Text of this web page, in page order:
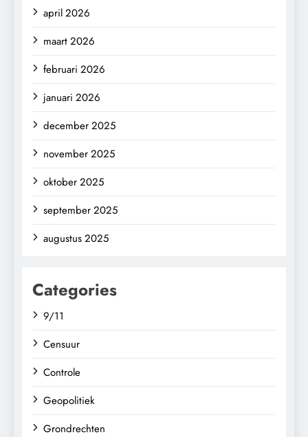
april 2026
maart 2026
februari 2026
januari 2026
december 2025
november 2025
oktober 2025
september 2025
augustus 2025
Categories
9/11
Censuur
Controle
Geopolitiek
Grondrechten